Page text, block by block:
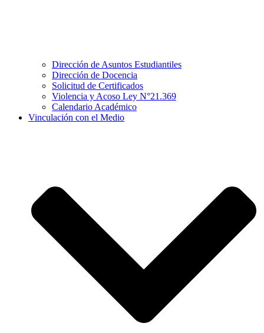
Dirección de Asuntos Estudiantiles
Dirección de Docencia
Solicitud de Certificados
Violencia y Acoso Ley N°21.369
Calendario Académico
Vinculación con el Medio